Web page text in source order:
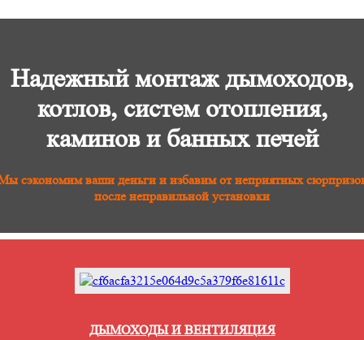
Надежный монтаж дымоходов,
котлов, систем отопления,
каминов и банных печей
сэкономим ваши деньги и избавим от неприятных
после неправильной установки
ДЫМОХОДЫ И ВЕНТИЛЯЦИЯ